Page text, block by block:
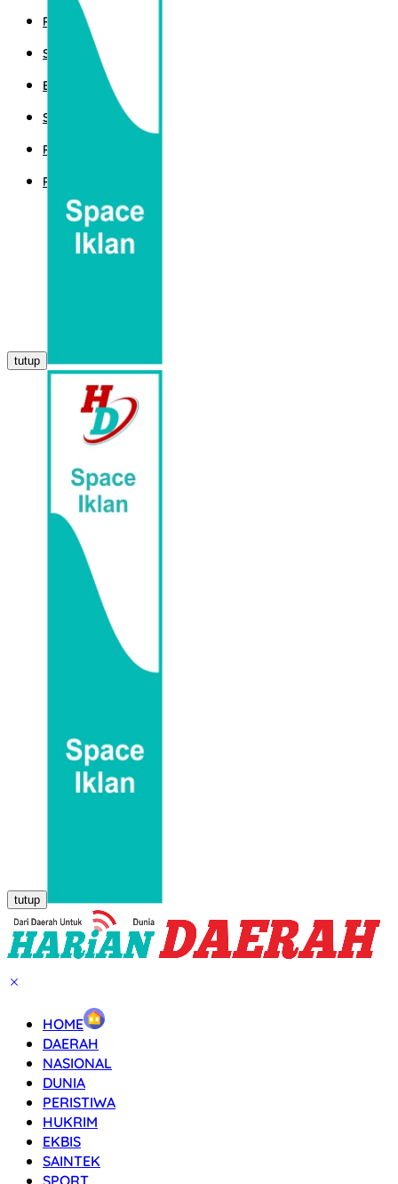
POLITIK
SPORT
EKBIS
SAINTEK
PEMERINTAHAN
PARLEMEN
tutup
tutup
HOME
DAERAH
NASIONAL
DUNIA
PERISTIWA
HUKRIM
EKBIS
SAINTEK
SPORT